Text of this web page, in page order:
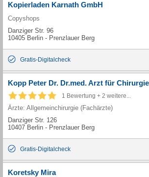
Kopierladen Karnath GmbH
Copyshops
Danziger Str. 96
10405 Berlin - Prenzlauer Berg
Gratis-Digitalcheck
Kopp Peter Dr. Dr.med. Arzt für Chirurgie
1 Bewertung + 2 weitere...
Ärzte: Allgemeinchirurgie (Fachärzte)
Danziger Str. 126
10407 Berlin - Prenzlauer Berg
Gratis-Digitalcheck
Koretsky Mira